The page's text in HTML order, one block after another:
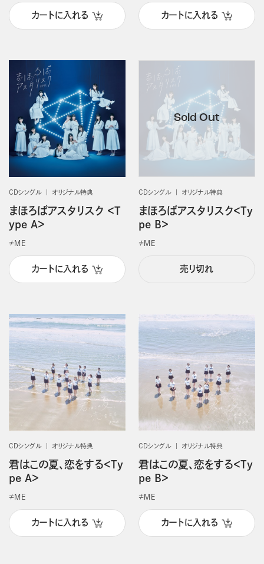
カートに入れる カートに入れる
CDシングル オリジナル特典
まほろばアスタリスク ＜T
ype A＞
≠ＭＥ
カートに入れる
CDシングル オリジナル特典
まほろばアスタリスク＜Ty
pe B＞
≠ＭＥ
売り切れ
CDシングル オリジナル特典
君はこの夏、恋をする＜Ty
pe A＞
≠ＭＥ
カートに入れる
CDシングル オリジナル特典
君はこの夏、恋をする＜Ty
pe B＞
≠ＭＥ
カートに入れる